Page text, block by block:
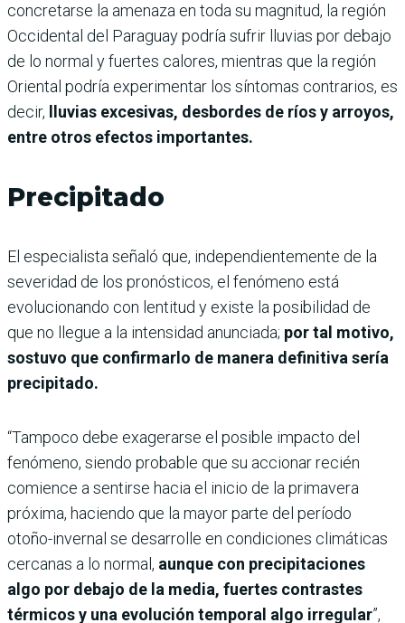
concretarse la amenaza en toda su magnitud, la región
Occidental del Paraguay podría sufrir lluvias por debajo
de lo normal y fuertes calores, mientras que la región
Oriental podría experimentar los síntomas contrarios, es
decir,
lluvias excesivas, desbordes de ríos y arroyos,
entre otros efectos importantes.
Precipitado
El especialista señaló que, independientemente de la
severidad de los pronósticos, el fenómeno está
evolucionando con lentitud y existe la posibilidad de
que no llegue a la intensidad anunciada; por tal motivo,
sostuvo que confirmarlo de manera definitiva sería
precipitado.
“Tampoco debe exagerarse el posible impacto del
fenómeno, siendo probable que su accionar recién
comience a sentirse hacia el inicio de la primavera
próxima, haciendo que la mayor parte del período
otoño-invernal se desarrolle en condiciones climáticas
cercanas a lo normal, aunque con precipitaciones
algo por debajo de la media, fuertes contrastes
térmicos y una evolución temporal algo irregular”,